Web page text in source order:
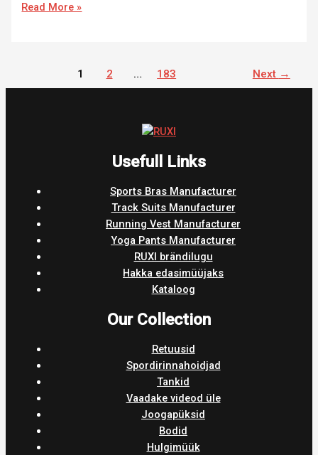
Read More »
1 2 … 183 Next →
Usefull Links
Sports Bras Manufacturer
Track Suits Manufacturer
Running Vest Manufacturer
Yoga Pants Manufacturer
RUXI brändilugu
Hakka edasimüüjaks
Kataloog
Our Collection
Retuusid
Spordirinnahoidjad
Tankid
Vaadake videod üle
Joogapüksid
Bodid
Hulgimüük